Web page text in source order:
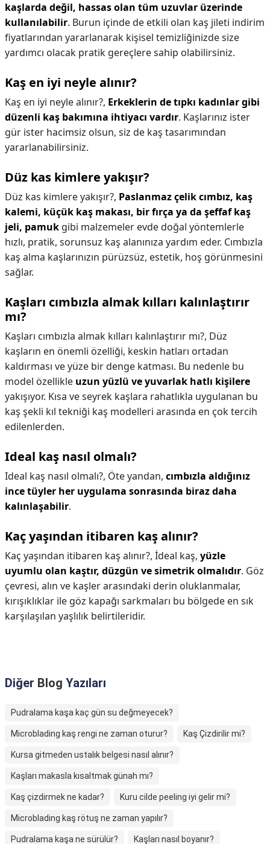
kaşlarda değil, hassas olan tüm uzuvlar üzerinde
kullanılabilir. Burun içinde de etkili olan kaş jileti indirim
fiyatlarından yararlanarak kişisel temizliğinizde size
yardımcı olacak pratik gereçlere sahip olabilirsiniz.
Kaş en iyi neyle alınır?
Kaş en iyi neyle alınır?, Erkeklerin de tıpkı kadınlar gibi
düzenli kaş bakımına ihtiyacı vardır. Kaşlarınız ister
gür ister hacimsiz olsun, siz de kaş tasarımından
yararlanabilirsiniz.
Düz kas kimlere yakışır?
Düz kas kimlere yakışır?, Paslanmaz çelik cımbız, kaş
kalemi, küçük kaş makası, bir fırça ya da şeffaf kaş
jeli, pamuk gibi malzemeler evde doğal yöntemlerle
hızlı, pratik, sorunsuz kaş alanınıza yardım eder. Cımbızla
kaş alma kaşlarınızın pürüzsüz, estetik, hoş görünmesini
sağlar.
Kaşları cımbızla almak kılları kalınlaştırır
mı?
Kaşları cımbızla almak kılları kalınlaştırır mı?, Düz
kaşların en önemli özelliği, keskin hatları ortadan
kaldırması ve yüze bir denge katması. Bu nedenle bu
model özellikle uzun yüzlü ve yuvarlak hatlı kişilere
yakışıyor. Kısa ve seyrek kaşlara rahatlıkla uygulanan bu
kaş şekli kıl tekniği kaş modelleri arasında en çok tercih
edilenlerden.
Ideal kaş nasıl olmalı?
Ideal kaş nasıl olmalı?, Öte yandan, cımbızla aldığınız
ince tüyler her uygulama sonrasında biraz daha
kalınlaşabilir.
Kaç yaşından itibaren kaş alınır?
Kaç yaşından itibaren kaş alınır?, İdeal kaş, yüzle
uyumlu olan kaştır, düzgün ve simetrik olmalıdır. Göz
çevresi, alın ve kaşler arasındaki derin oluklanmalar,
kırışıklıklar ile göz kapağı sarkmaları bu bölgede en sık
karşılaşılan yaşlılık belirtileridir.
Diğer Blog Yazıları
Pudralama kaşa kaç gün su değmeyecek?
Microblading kaş rengi ne zaman oturur? Kaş Çizdirilir mi?
Kursa gitmeden ustalık belgesi nasıl alınır?
Kaşları makasla kısaltmak günah mı?
Kaş çizdirmek ne kadar? Kuru cilde peeling iyi gelir mi?
Microblading kaş rötuş ne zaman yapılır?
Pudralama kaşa ne sürülür? Kaşları nasıl boyanır?